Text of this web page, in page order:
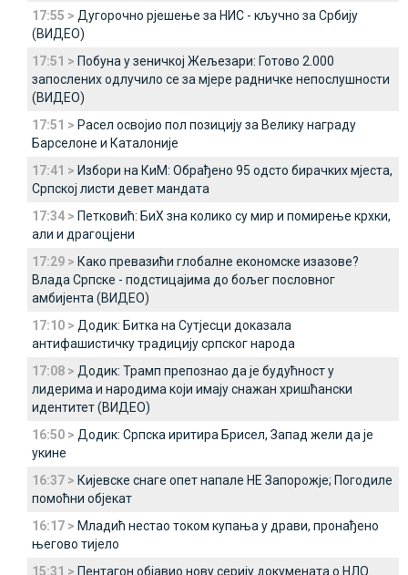
17:55 > Дугорочно рјешење за НИС - кључно за Србију
(ВИДЕО)
17:51 > Побуна у зеничкој Жељезари: Готово 2.000
запослених одлучило се за мјере радничке непослушности
(ВИДЕО)
17:51 > Расел освојио пол позицију за Велику награду
Барселоне и Каталоније
17:41 > Избори на КиМ: Обрађено 95 одсто бирачких мјеста,
Српској листи девет мандата
17:34 > Петковић: БиХ зна колико су мир и помирење крхки,
али и драгоцјени
17:29 > Како превазићи глобалне економске изазове?
Влада Српске - подстицајима до бољег пословног
амбијента (ВИДЕО)
17:10 > Додик: Битка на Сутјесци доказала
антифашистичку традицију српског народа
17:08 > Додик: Трамп препознао да је будућност у
лидерима и народима који имају снажан хришћански
идентитет (ВИДЕО)
16:50 > Додик: Српска иритира Брисел, Запад жели да је
укине
16:37 > Кијевске снаге опет напале НЕ Запорожје; Погодиле
помоћни објекат
16:17 > Младић нестао током купања у драви, пронађено
његово тијело
15:31 > Пентагон објавио нову серију докумената о НЛО